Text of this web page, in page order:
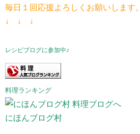
毎日１回応援よろしくお願いします。
↓ ↓ ↓
レシピブログに参加中♪
料理ランキング
にほんブログ村